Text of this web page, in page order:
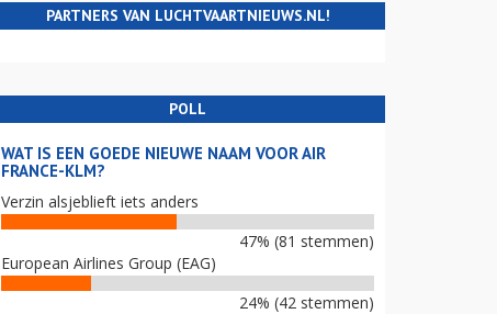
PARTNERS VAN LUCHTVAARTNIEUWS.NL!
POLL
WAT IS EEN GOEDE NIEUWE NAAM VOOR AIR
FRANCE-KLM?
Verzin alsjeblieft iets anders
47% (81 stemmen)
European Airlines Group (EAG)
24% (42 stemmen)